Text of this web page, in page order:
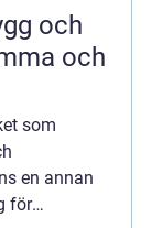
och
som
en annan
för